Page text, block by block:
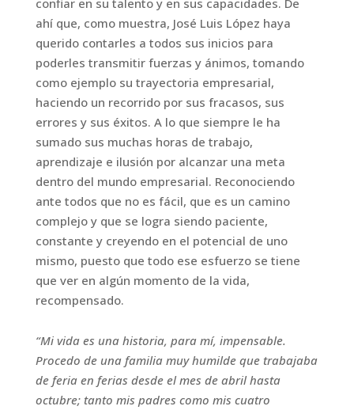
ahí que, como muestra, José Luis López haya
querido contarles a todos sus inicios para
poderles transmitir fuerzas y ánimos, tomando
como ejemplo su trayectoria empresarial,
haciendo un recorrido por sus fracasos, sus
errores y sus éxitos. A lo que siempre le ha
sumado sus muchas horas de trabajo,
aprendizaje e ilusión por alcanzar una meta
dentro del mundo empresarial. Reconociendo
ante todos que no es fácil, que es un camino
complejo y que se logra siendo paciente,
constante y creyendo en el potencial de uno
mismo, puesto que todo ese esfuerzo se tiene
que ver en algún momento de la vida,
recompensado.
“Mi vida es una historia, para mí, impensable.
Procedo de una familia muy humilde que trabajaba
de feria en ferias desde el mes de abril hasta
octubre; tanto mis padres como mis cuatro